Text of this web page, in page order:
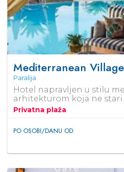
Mediterranean
Paralija
Hotel napravljen u stilu
arhitekturom koja ne stari
Privatna plaža
PO OSOBI/DANU OD